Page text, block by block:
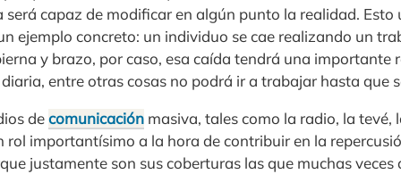
será capaz de modificar en algún punto la realidad.
ejemplo concreto: un individuo se cae realizando un
y brazo, por caso, esa caída tendrá una importante
entre otras cosas no podrá ir a trabajar hasta que
decomunicación masiva, tales como la radio, la tevé,
rol importantísimo a la hora de contribuir en la
justamente son sus coberturas las que muchas